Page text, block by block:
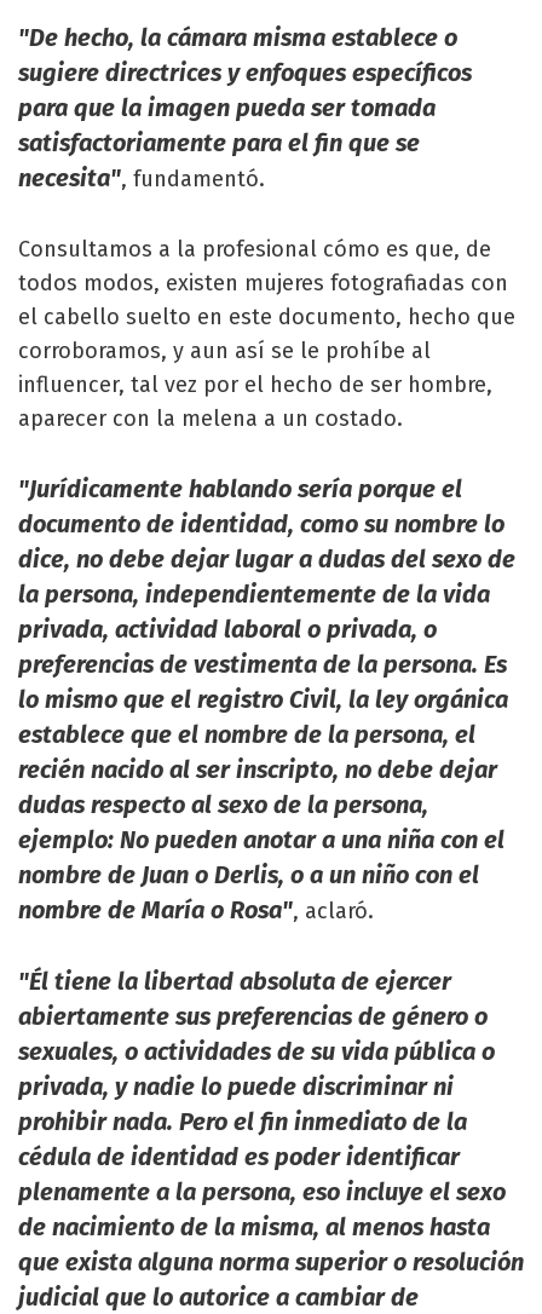
"De hecho, la cámara misma establece o
sugiere directrices y enfoques específicos
para que la imagen pueda ser tomada
satisfactoriamente para el fin que se
necesita", fundamentó.
Consultamos a la profesional cómo es que, de
todos modos, existen mujeres fotografiadas con
el cabello suelto en este documento, hecho que
corroboramos, y aun así se le prohíbe al
influencer, tal vez por el hecho de ser hombre,
aparecer con la melena a un costado.
"Jurídicamente hablando sería porque el
documento de identidad, como su nombre lo
dice, no debe dejar lugar a dudas del sexo de
la persona, independientemente de la vida
privada, actividad laboral o privada, o
preferencias de vestimenta de la persona. Es
lo mismo que el registro Civil, la ley orgánica
establece que el nombre de la persona, el
recién nacido al ser inscripto, no debe dejar
dudas respecto al sexo de la persona,
ejemplo: No pueden anotar a una niña con el
nombre de Juan o Derlis, o a un niño con el
nombre de María o Rosa", aclaró.
"Él tiene la libertad absoluta de ejercer
abiertamente sus preferencias de género o
sexuales, o actividades de su vida pública o
privada, y nadie lo puede discriminar ni
prohibir nada. Pero el fin inmediato de la
cédula de identidad es poder identificar
plenamente a la persona, eso incluye el sexo
de nacimiento de la misma, al menos hasta
que exista alguna norma superior o resolución
judicial que lo autorice a cambiar de